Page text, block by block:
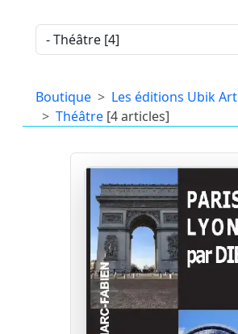
Boutique
Les éditions Ubik Art
Théâtre [4 articles]